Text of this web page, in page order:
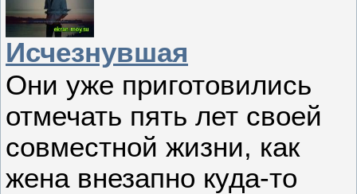
Исчезнувшая
Они уже приготовились
отмечать пять лет своей
совместной жизни, как
жена внезапно куда-то